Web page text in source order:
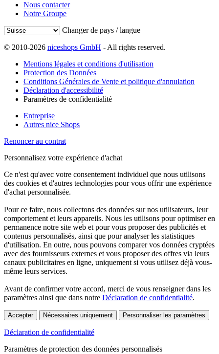
Nous contacter
Notre Groupe
Changer de pays / langue
© 2010-2026 niceshops GmbH - All rights reserved.
Mentions légales et conditions d'utilisation
Protection des Données
Conditions Générales de Vente et politique d'annulation
Déclaration d'accessibilité
Paramètres de confidentialité
Entreprise
Autres nice Shops
Renoncer au contrat
Personnalisez votre expérience d'achat
Ce n'est qu'avec votre consentement individuel que nous utilisons
des cookies et d'autres technologies pour vous offrir une expérience
d'achat personnalisée.
Pour ce faire, nous collectons des données sur nos utilisateurs, leur
comportement et leurs appareils. Nous les utilisons pour optimiser en
permanence notre site web et pour vous proposer des publicités et
contenus personnalisés, ainsi que pour analyser les statistiques
d'utilisation. En outre, nous pouvons comparer vos données cryptées
avec des fournisseurs externes et vous proposer des offres via leurs
canaux publicitaires en ligne, uniquement si vous utilisez déjà vous-
même leurs services.
Avant de confirmer votre accord, merci de vous renseigner dans les
paramètres ainsi que dans notre Déclaration de confidentialité.
Accepter Nécessaires uniquement Personnaliser les paramètres
Déclaration de confidentialité
Paramètres de protection des données personnalisés